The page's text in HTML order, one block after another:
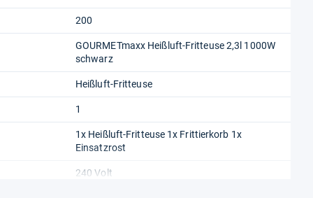
200
GOURMETmaxx Heißluft-Fritteuse 2,3l 1000W
schwarz
Heißluft-Fritteuse
1
1x Heißluft-Fritteuse 1x Frittierkorb 1x
Einsatzrost
240 Volt